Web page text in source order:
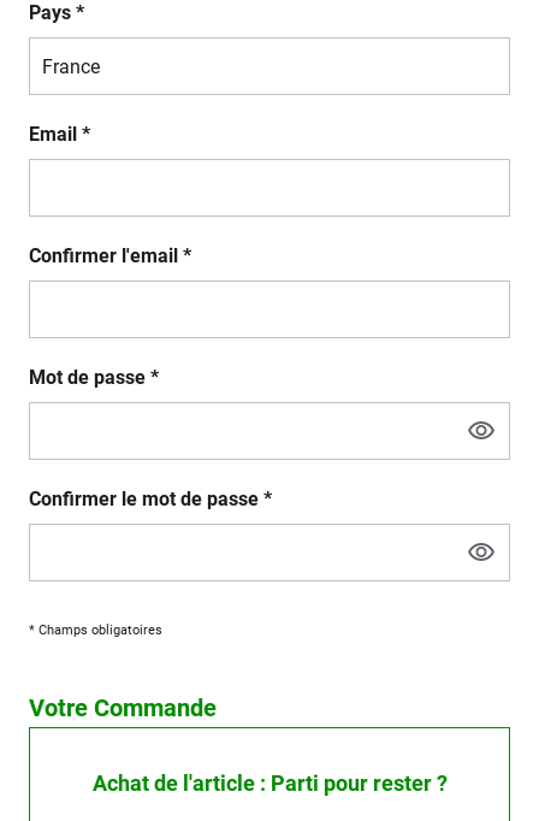
Pays *
Email *
Confirmer l'email *
Mot de passe *
Confirmer le mot de passe *
* Champs obligatoires
Votre Commande
Achat de l'article : Parti pour rester ?